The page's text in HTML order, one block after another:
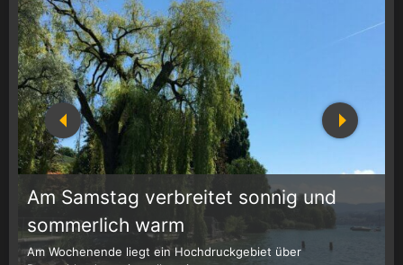
Am Samstag verbreitet sonnig und
sommerlich warm
Am Wochenende liegt ein Hochdruckgebiet über